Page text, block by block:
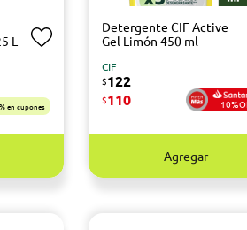
L
en cupones
Detergente CIF Active
Gel Limón 450 ml
CIF
$122
$110
Agregar